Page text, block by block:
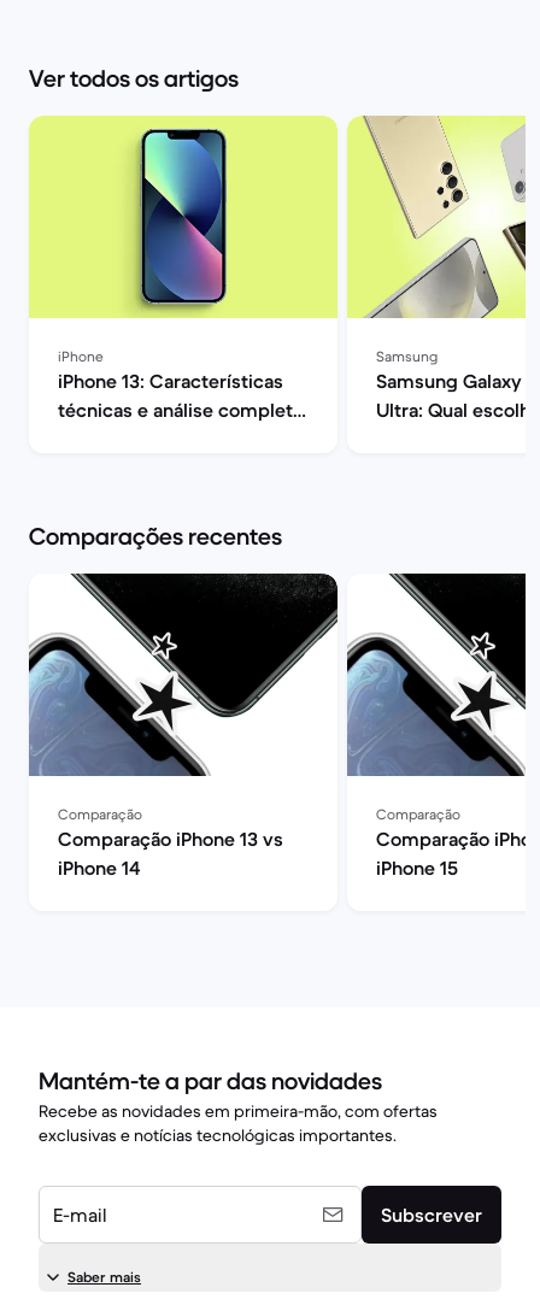
Ver todos os artigos
iPhone
iPhone 13: Características
técnicas e análise completa
Samsung
Samsung Galaxy
Ultra: Qual
Comparações recentes
Comparação
Comparação iPhone 13 vs
iPhone 14
Comparação
Comparação
iPhone 15
Mantém-te a par das novidades
Recebe as novidades em primeira-mão, com ofertas
exclusivas e notícias tecnológicas importantes.
E-mail Subscrever
Saber mais